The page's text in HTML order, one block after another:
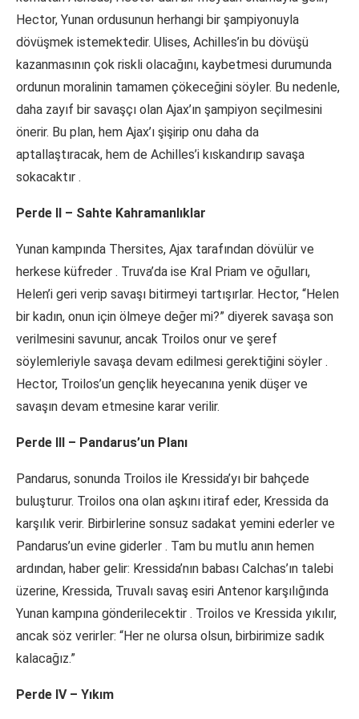
Hector, Yunan ordusunun herhangi bir şampiyonuyla
dövüşmek istemektedir. Ulises, Achilles’in bu dövüşü
kazanmasının çok riskli olacağını, kaybetmesi durumunda
ordunun moralinin tamamen çökeceğini söyler. Bu nedenle,
daha zayıf bir savaşçı olan Ajax’ın şampiyon seçilmesini
önerir. Bu plan, hem Ajax’ı şişirip onu daha da
aptallaştıracak, hem de Achilles’i kıskandırıp savaşa
sokacaktır .
Perde II – Sahte Kahramanlıklar
Yunan kampında Thersites, Ajax tarafından dövülür ve
herkese küfreder . Truva’da ise Kral Priam ve oğulları,
Helen’i geri verip savaşı bitirmeyi tartışırlar. Hector, “Helen
bir kadın, onun için ölmeye değer mi?” diyerek savaşa son
verilmesini savunur, ancak Troilos onur ve şeref
söylemleriyle savaşa devam edilmesi gerektiğini söyler .
Hector, Troilos’un gençlik heyecanına yenik düşer ve
savaşın devam etmesine karar verilir.
Perde III – Pandarus’un Planı
Pandarus, sonunda Troilos ile Kressida’yı bir bahçede
buluşturur. Troilos ona olan aşkını itiraf eder, Kressida da
karşılık verir. Birbirlerine sonsuz sadakat yemini ederler ve
Pandarus’un evine giderler . Tam bu mutlu anın hemen
ardından, haber gelir: Kressida’nın babası Calchas’ın talebi
üzerine, Kressida, Truvalı savaş esiri Antenor karşılığında
Yunan kampına gönderilecektir . Troilos ve Kressida yıkılır,
ancak söz verirler: “Her ne olursa olsun, birbirimize sadık
kalacağız.”
Perde IV – Yıkım